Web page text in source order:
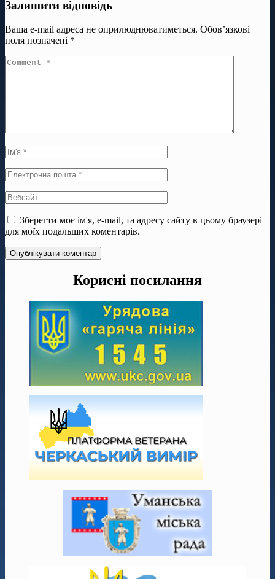
Залишити відповідь
Ваша e-mail адреса не оприлюднюватиметься. Обов’язкові
поля позначені *
Зберегти моє ім'я, e-mail, та адресу сайту в цьому браузері
для моїх подальших коментарів.
Корисні посилання